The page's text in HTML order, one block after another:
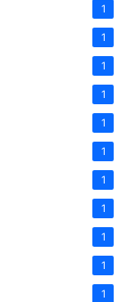
1
1
1
1
1
1
1
1
1
1
1